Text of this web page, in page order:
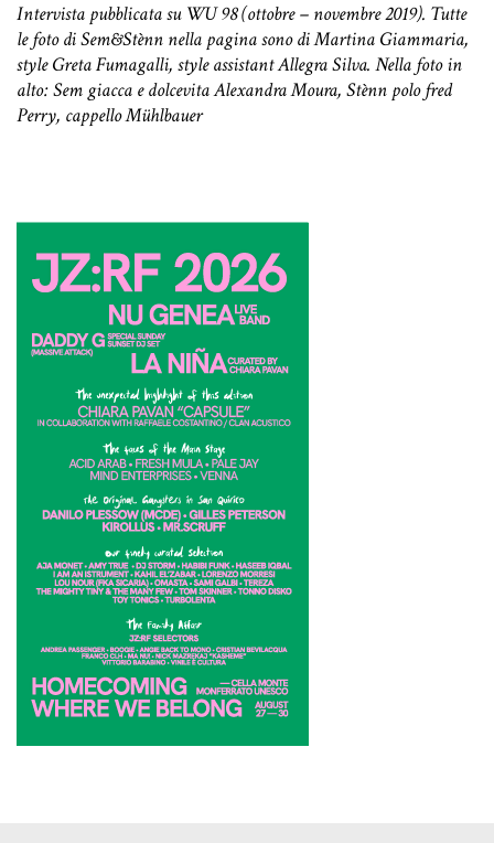
Intervista pubblicata su WU 98 (ottobre – novembre 2019). Tutte
le foto di Sem&Stènn nella pagina sono di Martina Giammaria,
style Greta Fumagalli, style assistant Allegra Silva. Nella foto in
alto: Sem giacca e dolcevita Alexandra Moura, Stènn polo fred
Perry, cappello Mühlbauer